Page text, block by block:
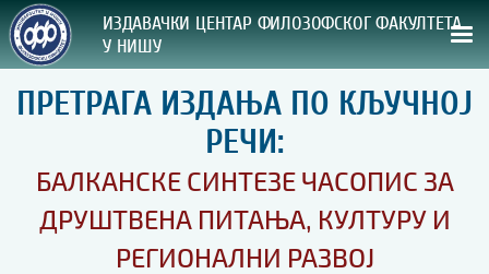
ИЗДАВАЧКИ ЦЕНТАР ФИЛОЗОФСКОГ ФАКУЛТЕТА
У НИШУ
СВА НАША ИЗДАЊА
ВРСТА ИЗДАЊА:
ГОДИНА ОБЈАВЉИВАЊА:
ПРЕГЛЕД
ПРЕТРАГА ИЗДАЊА ПО КЉУЧНОЈ
РЕЧИ:
БАЛКАНСКЕ СИНТЕЗЕ ЧАСОПИС ЗА
ДРУШТВЕНА ПИТАЊА, КУЛТУРУ И
РЕГИОНАЛНИ РАЗВОЈ